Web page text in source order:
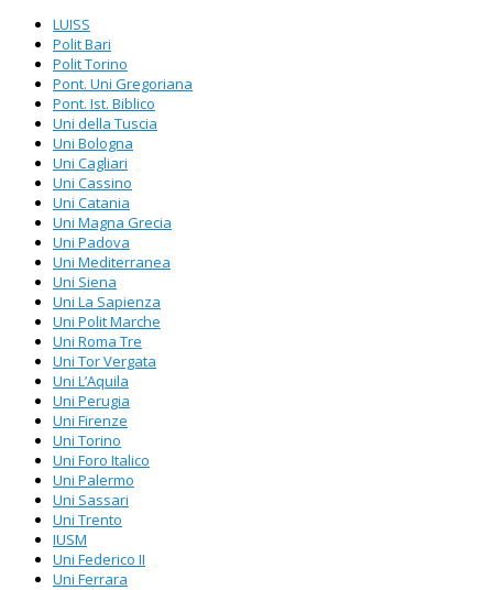
LUISS
Polit Bari
Polit Torino
Pont. Uni Gregoriana
Pont. Ist. Biblico
Uni della Tuscia
Uni Bologna
Uni Cagliari
Uni Cassino
Uni Catania
Uni Magna Grecia
Uni Padova
Uni Mediterranea
Uni Siena
Uni La Sapienza
Uni Polit Marche
Uni Roma Tre
Uni Tor Vergata
Uni L’Aquila
Uni Perugia
Uni Firenze
Uni Torino
Uni Foro Italico
Uni Palermo
Uni Sassari
Uni Trento
IUSM
Uni Federico II
Uni Ferrara